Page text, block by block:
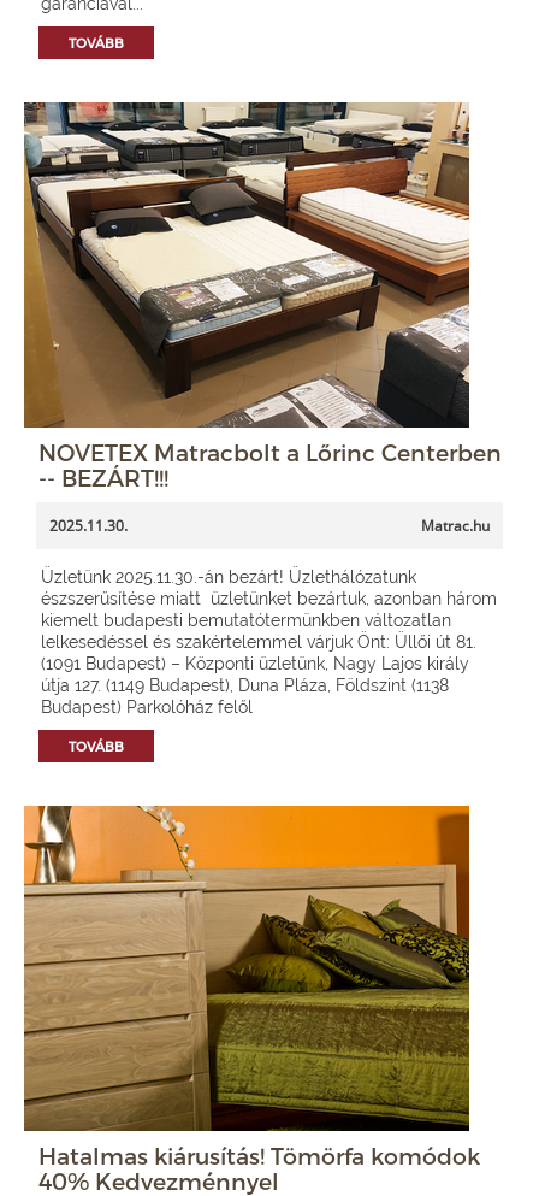
TOVÁBB
NOVETEX Matracbolt a Lőrinc Centerben
-- BEZÁRT!!!
2025.11.30. Matrac.hu
Üzletünk 2025.11.30.-án bezárt! Üzlethálózatunk
észszerűsítése miatt üzletünket bezártuk, azonban három
kiemelt budapesti bemutatótermünkben változatlan
lelkesedéssel és szakértelemmel várjuk Önt: Üllői út 81.
(1091 Budapest) – Központi üzletünk, Nagy Lajos király
útja 127. (1149 Budapest), Duna Pláza, Földszint (1138
Budapest) Parkolóház felől
TOVÁBB
Hatalmas kiárusítás! Tömörfa komódok
40% Kedvezménnyel